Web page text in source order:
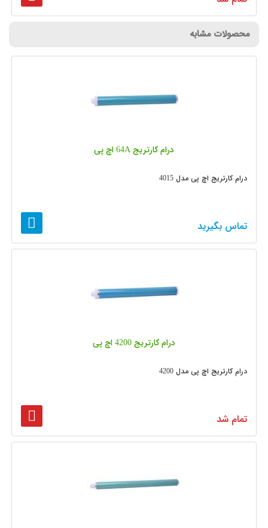
محصولات مشابه
درام کارتریج 64A اچ پی
درام کارتریج اچ پی مدل 4015
تماس بگیرید
درام کارتریج 4200 اچ پی
درام کارتریج اچ پی مدل 4200
تمام شد